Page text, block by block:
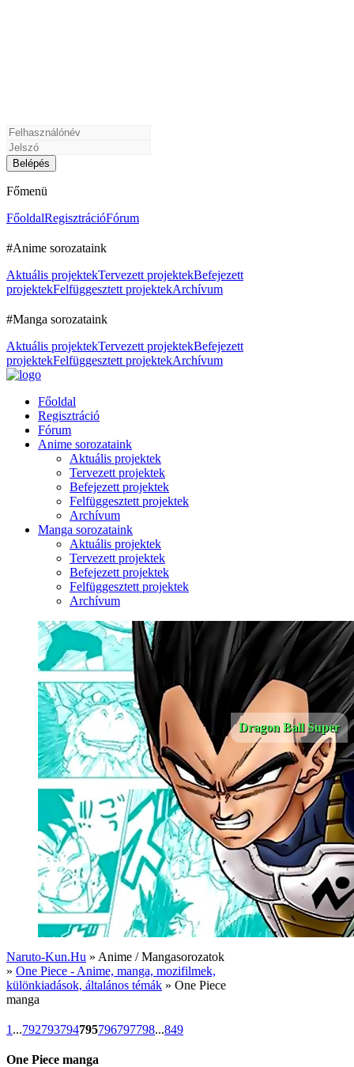
Főmenü
FőoldalRegisztrációFórum
#Anime sorozataink
Aktuális projektekTervezett projektekBefejezett
projektekFelfüggesztett projektekArchívum
#Manga sorozataink
Aktuális projektekTervezett projektekBefejezett
projektekFelfüggesztett projektekArchívum
Főoldal
Regisztráció
Fórum
Anime sorozataink
Aktuális projektek
Tervezett projektek
Befejezett projektek
Felfüggesztett projektek
Archívum
Manga sorozataink
Aktuális projektek
Tervezett projektek
Befejezett projektek
Felfüggesztett projektek
Archívum
Dragon Ball Super
Naruto-Kun.Hu » Anime / Mangasorozatok
» One Piece - Anime, manga, mozifilmek,
különkiadások, általános témák » One Piece
manga
1 ...792793794795796797798...849
One Piece manga